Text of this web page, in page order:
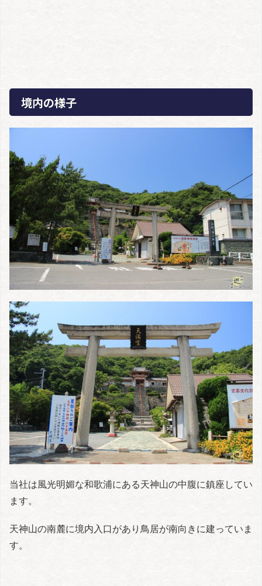
境内の様子
当社は風光明媚な和歌浦にある天神山の中腹に鎮座してい
ます。
天神山の南麓に境内入口があり鳥居が南向きに建っていま
す。